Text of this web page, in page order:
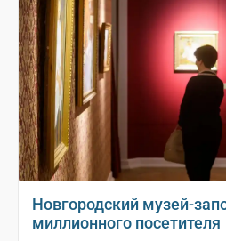
Новгородский музей-
миллионного посетителя